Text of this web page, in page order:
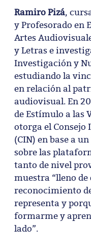
Ramiro Pizá,
y Profesorado en
Artes
y Letras e
Investigación y
estudiando la
en relación al
audiovisual. En
de Estímulo a las
otorga el
(CIN) en base a
sobre las
tanto de nivel
muestra “lleno
reconocimiento
representa y
formarme y
lado”.